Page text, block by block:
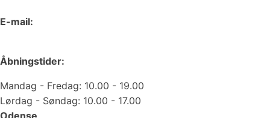
E-mail:
Åbningstider:
Mandag - Fredag: 10.00 - 19.00
Lørdag - Søndag: 10.00 - 17.00
Odense